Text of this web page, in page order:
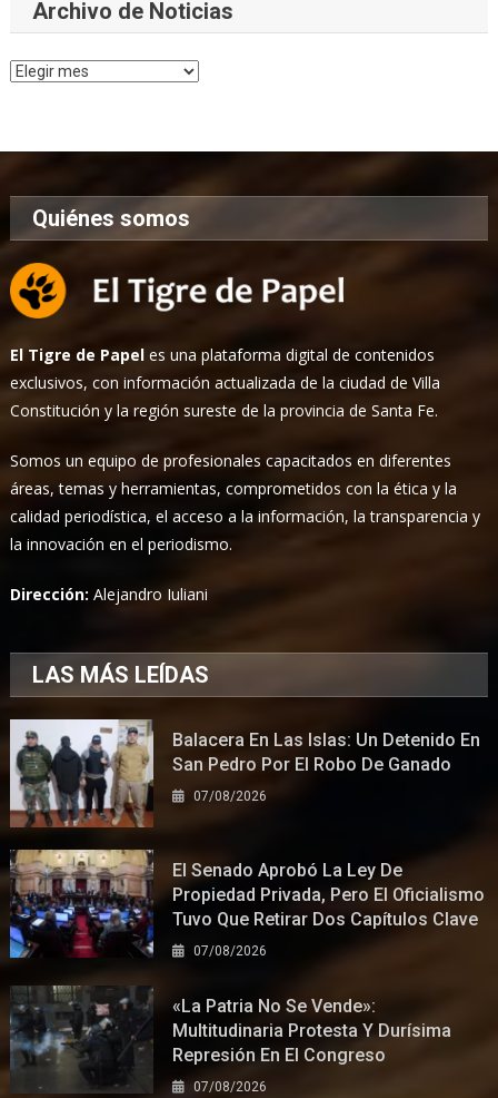
Archivo de Noticias
Archivo
Quiénes somos
El Tigre de Papel es una plataforma digital de contenidos
exclusivos, con información actualizada de la ciudad de Villa
Constitución y la región sureste de la provincia de Santa Fe.
Somos un equipo de profesionales capacitados en diferentes
áreas, temas y herramientas, comprometidos con la ética y la
calidad periodística, el acceso a la información, la transparencia y
la innovación en el periodismo.
Dirección:Alejandro Iuliani
LAS MÁS LEÍDAS
Balacera En Las Islas: Un Detenido En
San Pedro Por El Robo De Ganado
07/08/2026
El Senado Aprobó La Ley De
Propiedad Privada, Pero El Oficialismo
Tuvo Que Retirar Dos Capítulos Clave
07/08/2026
«La Patria No Se Vende»:
Multitudinaria Protesta Y Durísima
Represión En El Congreso
07/08/2026